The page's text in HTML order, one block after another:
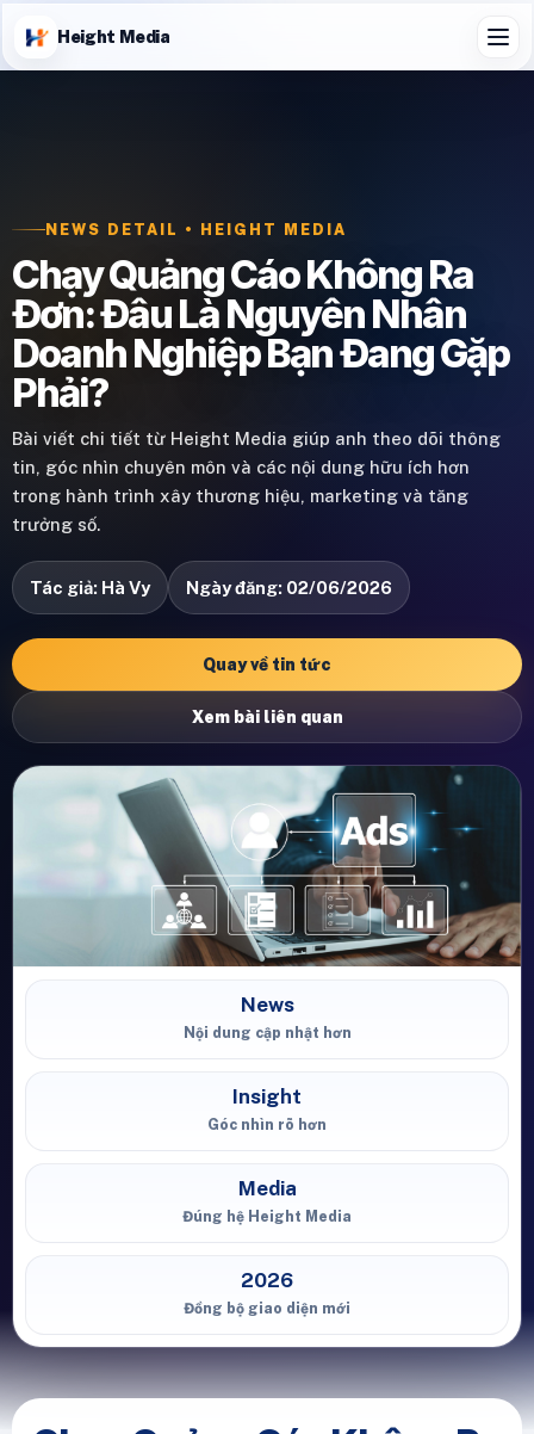
Height Media
NEWS DETAIL • HEIGHT MEDIA
Chạy Quảng Cáo Không Ra
Đơn: Đâu Là Nguyên Nhân
Doanh Nghiệp Bạn Đang Gặp
Phải?
Bài viết chi tiết từ Height Media giúp anh theo dõi thông
tin, góc nhìn chuyên môn và các nội dung hữu ích hơn
trong hành trình xây thương hiệu, marketing và tăng
trưởng số.
Tác giả: Hà Vy Ngày đăng: 02/06/2026
Quay về tin tức
Xem bài liên quan
News
Nội dung cập nhật hơn
Insight
Góc nhìn rõ hơn
Media
Đúng hệ Height Media
2026
Đồng bộ giao diện mới